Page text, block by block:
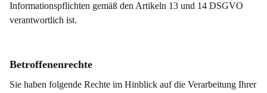
Informationspflichten gemäß den Artikeln 13 und 14 DSGVO
verantwortlich ist.
Betroffenenrechte
Sie haben folgende Rechte im Hinblick auf die Verarbeitung Ihrer